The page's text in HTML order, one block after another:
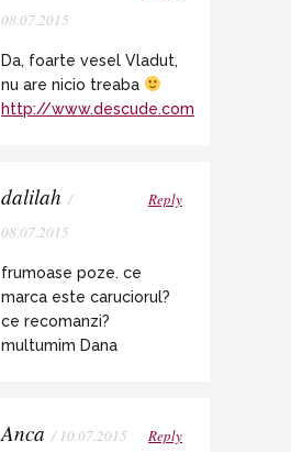
08.07.2015
Da, foarte vesel Vladut,
nu are nicio treaba
http://www.descude.com
dalilah /
08.07.2015
Reply
frumoase poze. ce
marca este caruciorul?
ce recomanzi?
multumim Dana
Anca / 10.07.2015 Reply